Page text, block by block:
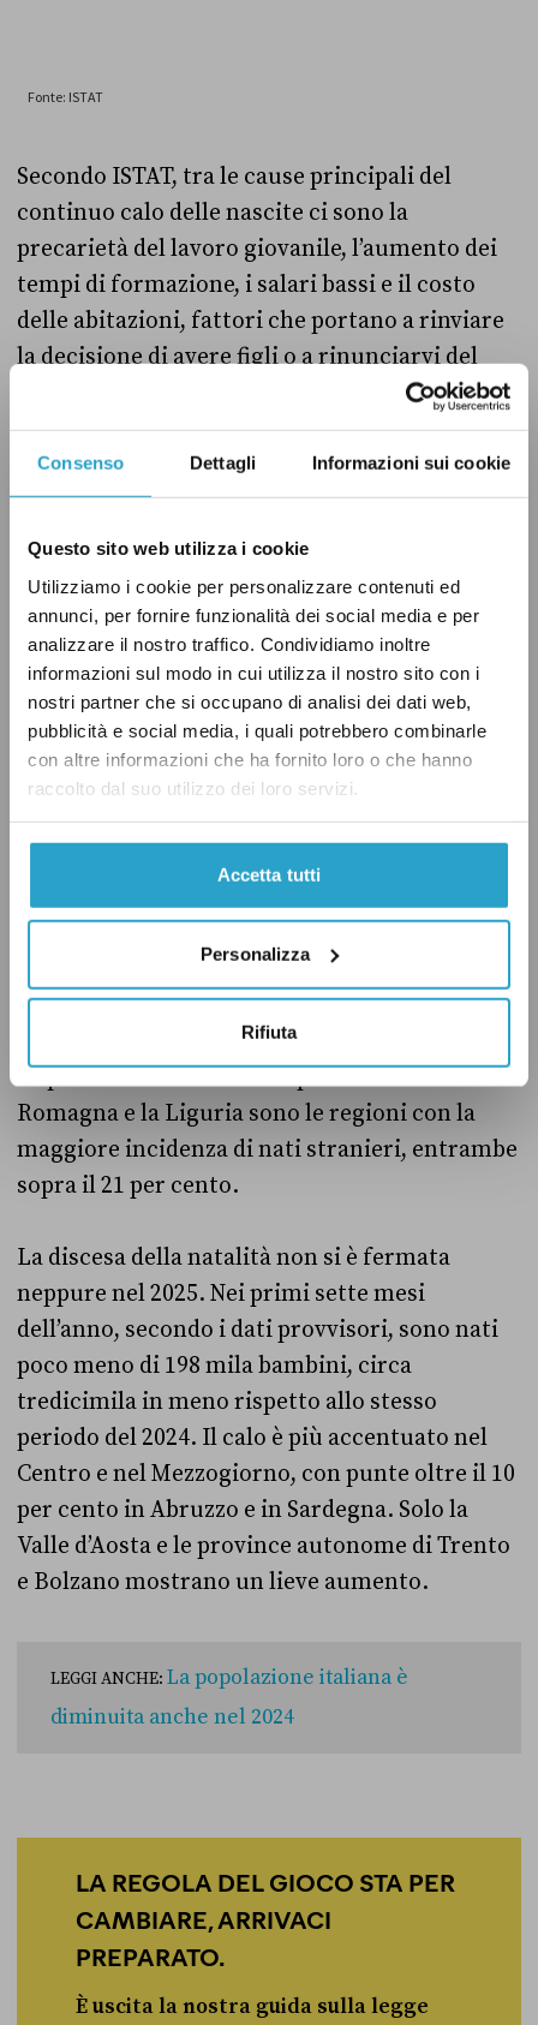
Consenso Dettagli Informazioni sui cookie
Questo sito web utilizza i cookie
Utilizziamo i cookie per personalizzare contenuti ed
annunci, per fornire funzionalità dei social media e per
analizzare il nostro traffico. Condividiamo inoltre
informazioni sul modo in cui utilizza il nostro sito con i
nostri partner che si occupano di analisi dei dati web,
pubblicità e social media, i quali potrebbero combinarle
con altre informazioni che ha fornito loro o che hanno
raccolto dal suo utilizzo dei loro servizi.
Accetta tutti
Personalizza
Rifiuta
Secondo ISTAT, tra le cause principali del
continuo calo delle nascite ci sono la
precarietà del lavoro giovanile, l’aumento dei
tempi di formazione, i salari bassi e il costo
delle abitazioni, fattori che portano a rinviare
la decisione di avere figli o a rinunciarvi del
tutto. L’età media al parto continua infatti a
salire: nel 2024 è stata di 32,6 anni, quasi tre in
più rispetto al 1995. Per le italiane è arrivata a
33,1 anni, per le straniere a 29,7.
Il calo delle nascite riguarda soprattutto le
coppie italiane, che rappresentano quasi l’80
per cento del totale. Nel 2024 i bambini nati da
due genitori italiani sono stati poco più di 289
mila, quasi diecimila in meno rispetto all’anno
precedente. Le nascite da coppie con almeno
un genitore straniero (circa 81 mila) sono
invece rimaste stabili, e costituiscono ormai
oltre un quinto del totale.
Le differenze territoriali restano ampie. Nel
Nord e nel Centro, dove la presenza straniera è
più radicata, un nato su quattro ha almeno un
genitore non italiano, mentre nel Mezzogiorno
la quota scende sotto il 10 per cento. L’Emilia-
Romagna e la Liguria sono le regioni con la
maggiore incidenza di nati stranieri, entrambe
sopra il 21 per cento.
La discesa della natalità non si è fermata
neppure nel 2025. Nei primi sette mesi
dell’anno, secondo i dati provvisori, sono nati
poco meno di 198 mila bambini, circa
tredicimila in meno rispetto allo stesso
periodo del 2024. Il calo è più accentuato nel
Centro e nel Mezzogiorno, con punte oltre il 10
per cento in Abruzzo e in Sardegna. Solo la
Valle d’Aosta e le province autonome di Trento
e Bolzano mostrano un lieve aumento.
LEGGI ANCHE: La popolazione italiana è
diminuita anche nel 2024
LA REGOLA DEL GIOCO STA PER
CAMBIARE, ARRIVACI
PREPARATO.
È uscita la nostra guida sulla legge